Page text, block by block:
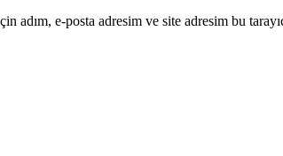
adım, e-posta adresim ve site adresim bu